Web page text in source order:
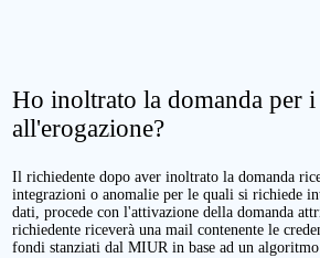
Ho inoltrato la domanda per
all'erogazione?
Il richiedente dopo aver inoltrato la domanda
integrazioni o anomalie per le quali si richiede
dati, procede con l'attivazione della domanda
richiedente riceverà una mail contenente le
fondi stanziati dal MIUR in base ad un